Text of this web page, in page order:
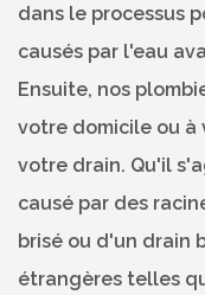
dans le processus
causés par l'eau
Ensuite, nos
votre domicile ou
votre drain. Qu'il
causé par des
brisé ou d'un drain
étrangères telles